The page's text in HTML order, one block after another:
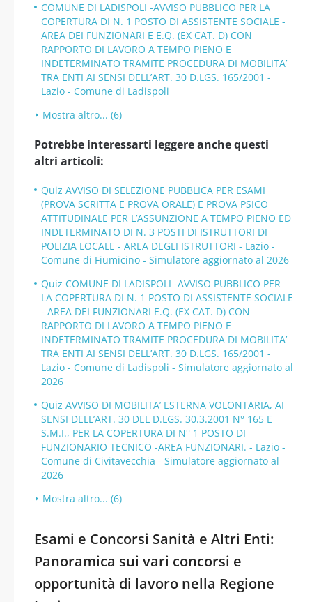
COMUNE DI LADISPOLI -AVVISO PUBBLICO PER LA
COPERTURA DI N. 1 POSTO DI ASSISTENTE SOCIALE -
AREA DEI FUNZIONARI E E.Q. (EX CAT. D) CON
RAPPORTO DI LAVORO A TEMPO PIENO E
INDETERMINATO TRAMITE PROCEDURA DI MOBILITA’
TRA ENTI AI SENSI DELL’ART. 30 D.LGS. 165/2001 -
Lazio - Comune di Ladispoli
Mostra altro... (6)
Potrebbe interessarti leggere anche questi
altri articoli:
Quiz AVVISO DI SELEZIONE PUBBLICA PER ESAMI
(PROVA SCRITTA E PROVA ORALE) E PROVA PSICO
ATTITUDINALE PER L’ASSUNZIONE A TEMPO PIENO ED
INDETERMINATO DI N. 3 POSTI DI ISTRUTTORI DI
POLIZIA LOCALE - AREA DEGLI ISTRUTTORI - Lazio -
Comune di Fiumicino - Simulatore aggiornato al 2026
Quiz COMUNE DI LADISPOLI -AVVISO PUBBLICO PER
LA COPERTURA DI N. 1 POSTO DI ASSISTENTE SOCIALE
- AREA DEI FUNZIONARI E.Q. (EX CAT. D) CON
RAPPORTO DI LAVORO A TEMPO PIENO E
INDETERMINATO TRAMITE PROCEDURA DI MOBILITA’
TRA ENTI AI SENSI DELL’ART. 30 D.LGS. 165/2001 -
Lazio - Comune di Ladispoli - Simulatore aggiornato al
2026
Quiz AVVISO DI MOBILITA’ ESTERNA VOLONTARIA, AI
SENSI DELL’ART. 30 DEL D.LGS. 30.3.2001 N° 165 E
S.M.I., PER LA COPERTURA DI N° 1 POSTO DI
FUNZIONARIO TECNICO -AREA FUNZIONARI. - Lazio -
Comune di Civitavecchia - Simulatore aggiornato al
2026
Mostra altro... (6)
Esami e Concorsi Sanità e Altri Enti:
Panoramica sui vari concorsi e
opportunità di lavoro nella Regione